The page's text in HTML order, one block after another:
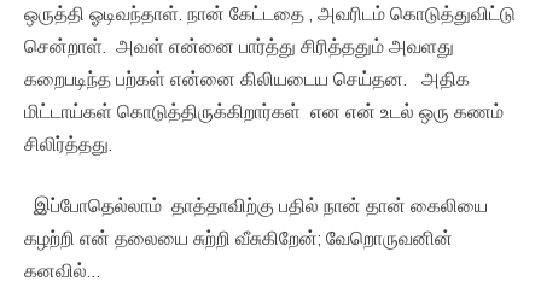
ஒருத்தி ஓடிவந்தாள். நான் கேட்டதை , அவரிடம் கொடுத்துவிட்டு
சென்றாள். அவள் என்னை பார்த்து சிரித்ததும் அவளது
கறைபடிந்த பற்கள் என்னை கிலியடைய செய்தன. அதிக
மிட்டாய்கள் கொடுத்திருக்கிறார்கள் என என் உடல் ஒரு கணம்
சிலிர்த்தது.
இப்போதெல்லாம் தாத்தாவிற்கு பதில் நான் தான் கைலியை
கழற்றி என் தலையை சுற்றி வீசுகிறேன்; வேறொருவனின்
கனவில்…